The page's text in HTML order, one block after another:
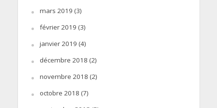
mars 2019 (3)
février 2019 (3)
janvier 2019 (4)
décembre 2018 (2)
novembre 2018 (2)
octobre 2018 (7)